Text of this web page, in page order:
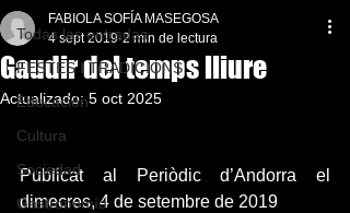
Todas las entradas
FESTES I TRADICIONS
Educación
Cultura
Sociedad
Gastronomía
Gaudir del temps lliure
FABIOLA SOFÍA MASEGOSA
4 sept 2019 2 min de lectura
Actualizado:5 oct 2025
Publicat al Periòdic d’Andorra el
dimecres, 4 de setembre de 2019